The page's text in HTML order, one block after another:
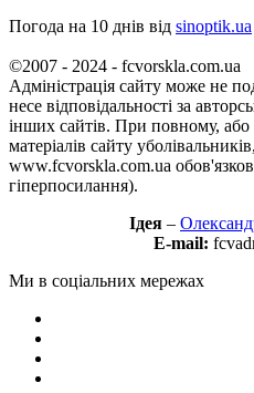
Погода на 10 днів від sinoptik.ua
©2007 - 2024 - fcvorskla.com.ua
Адміністрація сайту може не
несе відповідальності за
інших сайтів. При повному, або
матеріалів сайту
www.fcvorskla.com.ua
гіперпосилання).
Ідея –
E-mail:
Ми в соціальних мережах